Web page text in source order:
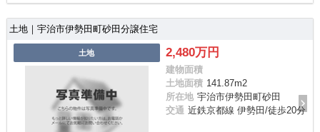
土地｜宇治市伊勢田町砂田分譲住宅
土地 2,480万円
建物面積
土地面積 141.87m2
所在地 宇治市伊勢田町砂田
交通 近鉄京都線 伊勢田/徒歩20分